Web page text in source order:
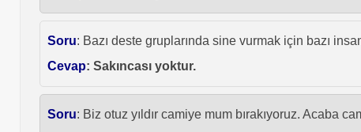
Soru: Bazı deste gruplarında sine vurmak için bazı
Cevap: Sakıncası yoktur.
Soru: Biz otuz yıldır camiye mum bırakıyoruz. Acaba